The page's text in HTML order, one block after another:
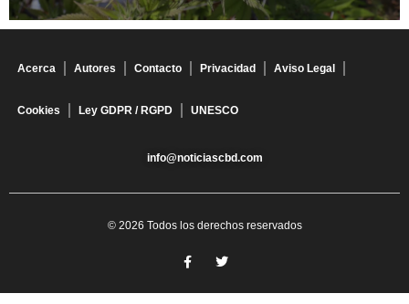
Acerca Autores Contacto Privacidad Aviso Legal
Cookies Ley GDPR / RGPD UNESCO
info@noticiascbd.com
© 2026 Todos los derechos reservados